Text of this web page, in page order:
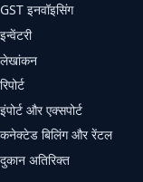
GST इनवॉइसिंग
इन्वेंटरी
लेखांकन
रिपोर्ट
इंपोर्ट और एक्सपोर्ट
कनेक्टेड बिलिंग और रेंटल
दुकान अतिरिक्त